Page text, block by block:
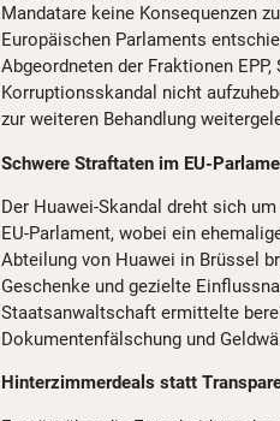
Mandatare keine Konsequenzen
Europäischen Parlaments
Abgeordneten der Fraktionen
Korruptionsskandal nicht
zur weiteren Behandlung
Schwere Straftaten im EU-
Der Huawei-Skandal dreht sich
EU-Parlament, wobei ein
Abteilung von Huawei in Brüssel
Geschenke und gezielte
Staatsanwaltschaft ermittelte
Dokumentenfälschung und
Hinterzimmerdeals statt